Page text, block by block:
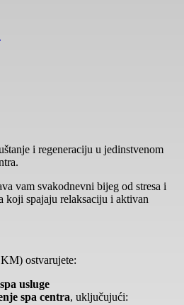
Dijete 1
i regeneraciju u jedinstvenom
vam svakodnevni bijeg od stresa i
koji spajaju relaksaciju i aktivan
ostvarujete:
usluge
spa centra, uključujući: